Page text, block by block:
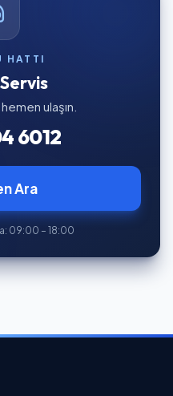
HATTI
ulaşın.
6012
Ara
09:00 – 18:00